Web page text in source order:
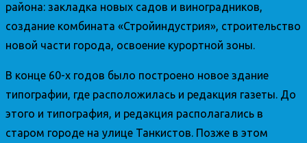
района: закладка новых садов и виноградников,
создание комбината «Стройиндустрия», строительство
новой части города, освоение курортной зоны.
В конце 60-х годов было построено новое здание
типографии, где расположилась и редакция газеты. До
этого и типография, и редакция располагались в
старом городе на улице Танкистов. Позже в этом